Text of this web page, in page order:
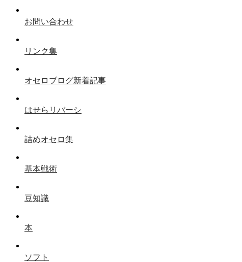
お問い合わせ
リンク集
オセロブログ新着記事
はせらリバーシ
詰めオセロ集
基本戦術
豆知識
本
ソフト